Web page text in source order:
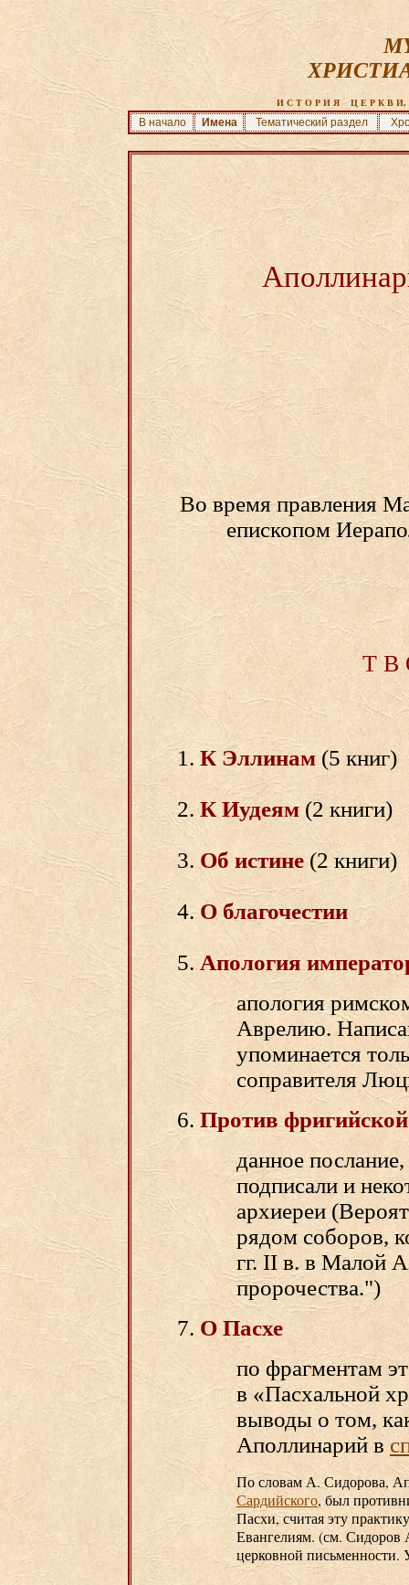
И С Т О Р И Я    Ц Е Р К В
В начало Имена Тематический раздел
Во время правления
епископом
Т В
К Эллинам (5 книг)
К Иудеям (2 книги)
Об истине (2 книги)
О благочестии
Апология
апология
Аврелию.
упоминается
соправителя
Против фригийской
данное
подписали и
архиереи
рядом соборов,
гг. II в. в Малой
пророчества.")
О Пасхе
по фрагментам
в «Пасхальной
выводы о том,
Аполлинарий в
По словам А. Сидорова,
Сардийского, был
Пасхи, считая эту
Евангелиям. (см. Сидоров
церковной письменности.